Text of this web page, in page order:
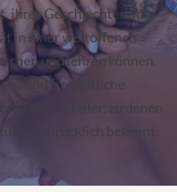
ihres Geschlechtes oder
in einer weltoffenen
und lehren können.
und freiheitliche
sind Eckpfeiler, zu denen
ausdrücklich bekennt.